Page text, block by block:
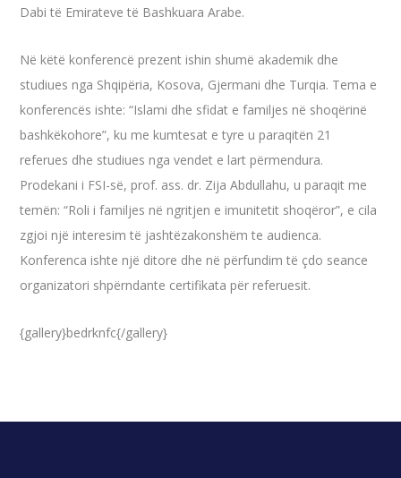
Dabi të Emirateve të Bashkuara Arabe.
Në këtë konferencë prezent ishin shumë akademik dhe
studiues nga Shqipëria, Kosova, Gjermani dhe Turqia. Tema e
konferencës ishte: “Islami dhe sfidat e familjes në shoqërinë
bashkëkohore”, ku me kumtesat e tyre u paraqitën 21
referues dhe studiues nga vendet e lart përmendura.
Prodekani i FSI-së, prof. ass. dr. Zija Abdullahu, u paraqit me
temën: “Roli i familjes në ngritjen e imunitetit shoqëror”, e cila
zgjoi një interesim të jashtëzakonshëm te audienca.
Konferenca ishte një ditore dhe në përfundim të çdo seance
organizatori shpërndante certifikata për referuesit.
{gallery}bedrknfc{/gallery}